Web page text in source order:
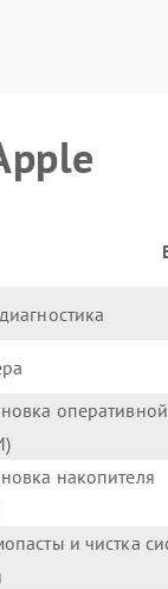
оперативной
накопителя
и чистка